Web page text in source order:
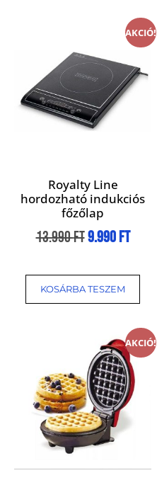
AKCIÓ!
Royalty Line
hordozható indukciós
főzőlap
13.990Ft9.990Ft
KOSÁRBA TESZEM
AKCIÓ!